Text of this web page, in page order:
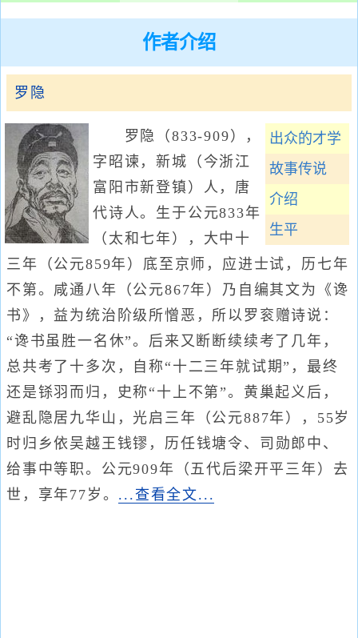
作者介绍
罗隐
出众的才学
故事传说
介绍
生平
罗隐（833-909），
字昭谏，新城（今浙江
富阳市新登镇）人，唐
代诗人。生于公元833年
（太和七年），大中十
三年（公元859年）底至京师，应进士试，历七年
不第。咸通八年（公元867年）乃自编其文为《谗
书》，益为统治阶级所憎恶，所以罗衮赠诗说：
“谗书虽胜一名休”。后来又断断续续考了几年，
总共考了十多次，自称“十二三年就试期”，最终
还是铩羽而归，史称“十上不第”。黄巢起义后，
避乱隐居九华山，光启三年（公元887年），55岁
时归乡依吴越王钱镠，历任钱塘令、司勋郎中、
给事中等职。公元909年（五代后梁开平三年）去
世，享年77岁。 ...查看全文...